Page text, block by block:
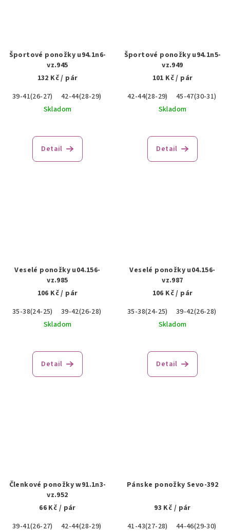
Športové ponožky u94.1n6-
vz.945
132 Kč/ pár
39-41(26-27)
42-44(28-29)
45-47(30-31)
Skladom
Detail
Športové ponožky u94.1n5-
vz.949
101 Kč/ pár
42-44(28-29)
45-47(30-31)
Skladom
Detail
Veselé ponožky u04.156-
vz.985
106 Kč/ pár
35-38(24-25)
39-42(26-28)
43-46(28-29)
Skladom
Detail
Veselé ponožky u04.156-
vz.987
106 Kč/ pár
35-38(24-25)
39-42(26-28)
Skladom
Detail
Členkové ponožky w91.1n3-
vz.952
66 Kč / pár
39-41(26-27)
42-44(28-29)
45-47(30-31)
Pánske ponožky Sevo-392
93 Kč / pár
41-43(27-28)
44-46(29-30)